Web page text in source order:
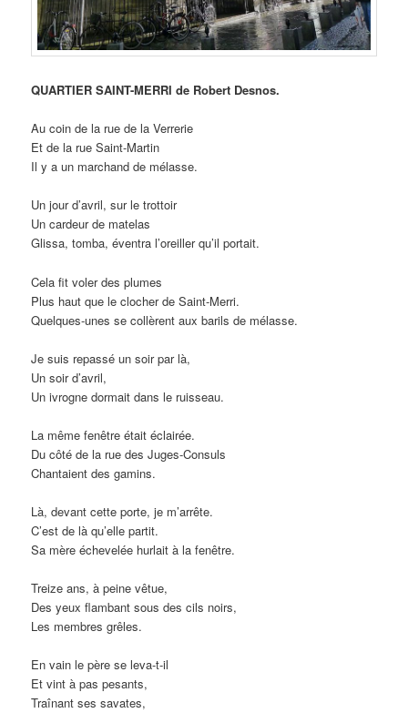
QUARTIER SAINT-MERRI de Robert Desnos.
Au coin de la rue de la Verrerie
Et de la rue Saint-Martin
Il y a un marchand de mélasse.
Un jour d’avril, sur le trottoir
Un cardeur de matelas
Glissa, tomba, éventra l’oreiller qu’il portait.
Cela fit voler des plumes
Plus haut que le clocher de Saint-Merri.
Quelques-unes se collèrent aux barils de mélasse.
Je suis repassé un soir par là,
Un soir d’avril,
Un ivrogne dormait dans le ruisseau.
La même fenêtre était éclairée.
Du côté de la rue des Juges-Consuls
Chantaient des gamins.
Là, devant cette porte, je m’arrête.
C’est de là qu’elle partit.
Sa mère échevelée hurlait à la fenêtre.
Treize ans, à peine vêtue,
Des yeux flambant sous des cils noirs,
Les membres grêles.
En vain le père se leva-t-il
Et vint à pas pesants,
Traînant ses savates,